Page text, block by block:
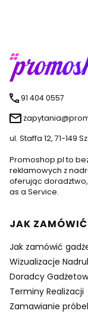
91 404 0557
ul. Staffa 12, 71-149
Promoshop.pl to
reklamowych z
oferując
as a Service.
Linki w
JAK
Jak zamówić
Wizualizacje
Doradcy
Terminy Realizacji
Zamawianie